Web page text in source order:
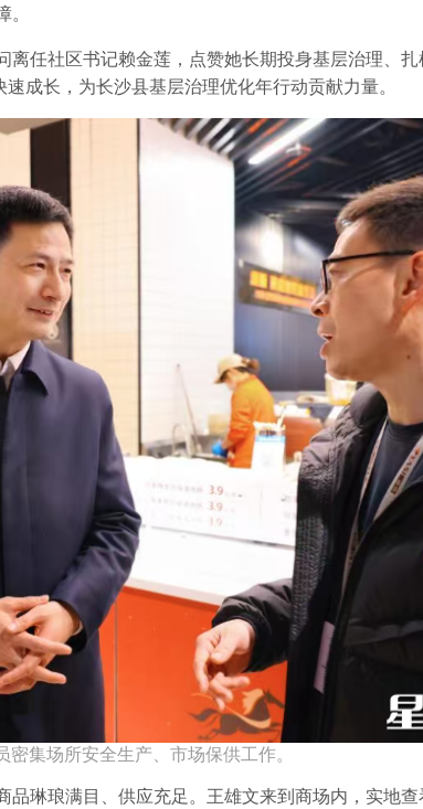
任社区书记赖金莲，点赞她长期投身基层治理、
成长，为长沙县基层治理优化年行动贡献力量。
密集场所安全生产、市场保供工作。
琳琅满目、供应充足。王雄文来到商场内，实地